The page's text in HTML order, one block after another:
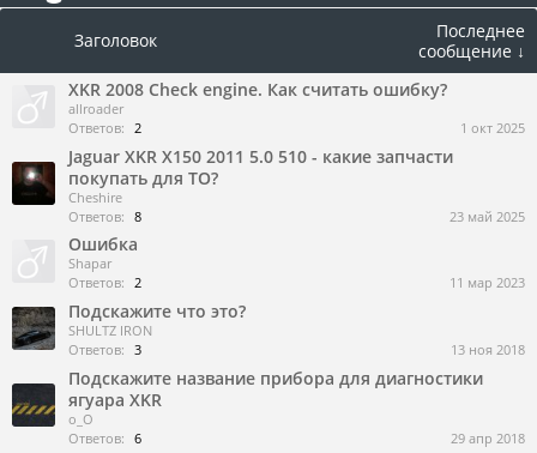
Заголовок
Последнее
сообщение ↓
XKR 2008 Check engine. Как считать ошибку?
allroader
Ответов: 2 1 окт 2025
Jaguar XKR X150 2011 5.0 510 - какие запчасти
покупать для ТО?
Cheshire
Ответов: 8 23 май 2025
Ошибка
Shapar
Ответов: 2 11 мар 2023
Подскажите что это?
SHULTZ IRON
Ответов: 3 13 ноя 2018
Подскажите название прибора для диагностики
ягуара XKR
o_O
Ответов: 6 29 апр 2018